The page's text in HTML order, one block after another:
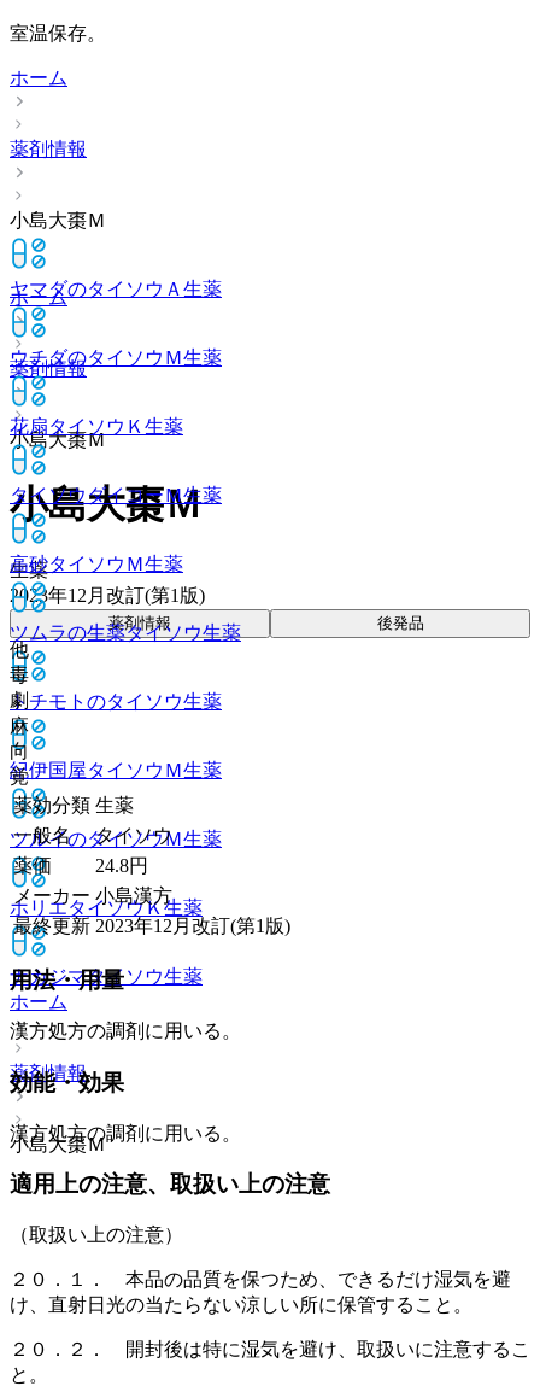
室温保存。
ホーム
薬剤情報
小島大棗Ｍ
ヤマダのタイソウＡ 生薬
ウチダのタイソウＭ生薬
花扇タイソウＫ 生薬
タイソウダイコーＭ生薬
高砂タイソウＭ生薬
ツムラの生薬タイソウ生薬
トチモトのタイソウ生薬
紀伊国屋タイソウＭ生薬
ツルイのタイソウＭ生薬
ホリエタイソウＫ生薬
ナカジマタイソウ生薬
ホーム
薬剤情報
小島大棗Ｍ
ホーム
薬剤情報
小島大棗Ｍ
小島大棗Ｍ
生薬
2023年12月改訂(第1版)
薬剤情報 後発品
他
毒
劇
麻
向
覚
薬効分類 生薬
一般名
タイソウ
薬価
24.8円
メーカー 小島漢方
最終更新 2023年12月改訂(第1版)
用法・用量
漢方処方の調剤に用いる。
効能・効果
漢方処方の調剤に用いる。
適用上の注意、取扱い上の注意
（取扱い上の注意）
２０．１． 本品の品質を保つため、できるだけ湿気を避
け、直射日光の当たらない涼しい所に保管すること。
２０．２． 開封後は特に湿気を避け、取扱いに注意するこ
と。